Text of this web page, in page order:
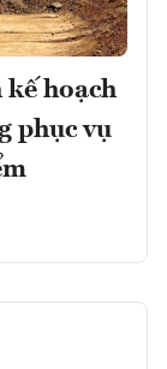
hoạch
phục vụ